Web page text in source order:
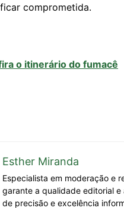
comprometida.
o itinerário do fumacê
Esther Miranda
Especialista em moderação e
garante a qualidade editorial
de precisão e excelência